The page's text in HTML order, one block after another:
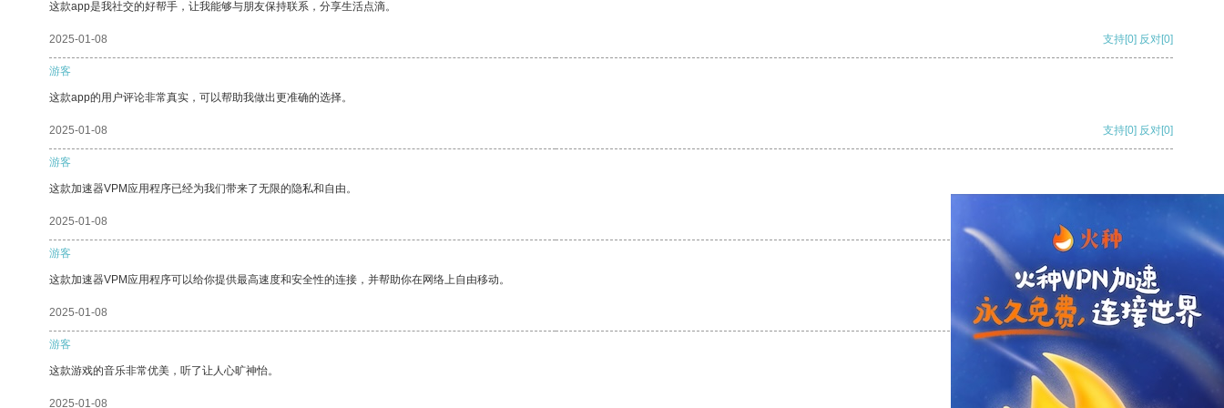
这款app是我社交的好帮手，让我能够与朋友保持联系，分享生活点滴。
2025-01-08 支持[0] 反对[0]
游客
这款app的用户评论非常真实，可以帮助我做出更准确的选择。
2025-01-08 支持[0] 反对[0]
游客
这款加速器VPM应用程序已经为我们带来了无限的隐私和自由。
2025-01-08
游客
这款加速器VPM应用程序可以给你提供最高速度和安全性的连接，并帮助你在网络上自由移动。
2025-01-08 支持 [0] 反对[0]
游客
这款游戏的音乐非常优美，听了让人心旷神怡。
2025-01-08 支持[0] 反对